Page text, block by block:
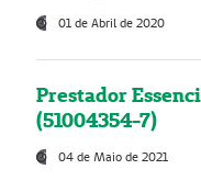
01 de Abril de 2020
Prestador
(51004354-7)
04 de Maio de 2021